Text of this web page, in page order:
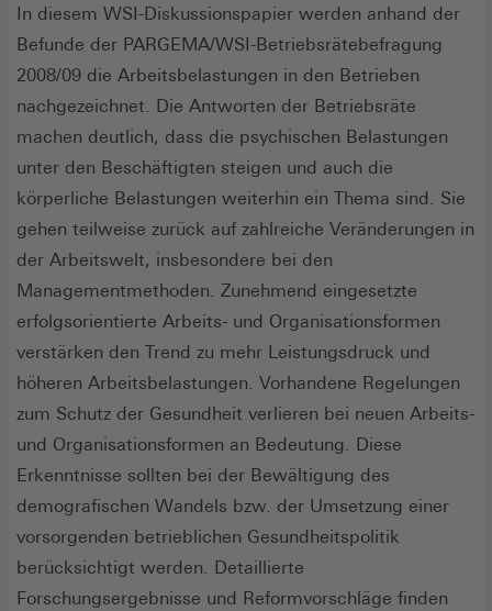
In diesem WSI-Diskussionspapier werden anhand der
Befunde der PARGEMA/WSI-Betriebsrätebefragung
2008/09 die Arbeitsbelastungen in den Betrieben
nachgezeichnet. Die Antworten der Betriebsräte
machen deutlich, dass die psychischen Belastungen
unter den Beschäftigten steigen und auch die
körperliche Belastungen weiterhin ein Thema sind. Sie
gehen teilweise zurück auf zahlreiche Veränderungen in
der Arbeitswelt, insbesondere bei den
Managementmethoden. Zunehmend eingesetzte
erfolgsorientierte Arbeits- und Organisationsformen
verstärken den Trend zu mehr Leistungsdruck und
höheren Arbeitsbelastungen. Vorhandene Regelungen
zum Schutz der Gesundheit verlieren bei neuen Arbeits-
und Organisationsformen an Bedeutung. Diese
Erkenntnisse sollten bei der Bewältigung des
demografischen Wandels bzw. der Umsetzung einer
vorsorgenden betrieblichen Gesundheitspolitik
berücksichtigt werden. Detaillierte
Forschungsergebnisse und Reformvorschläge finden